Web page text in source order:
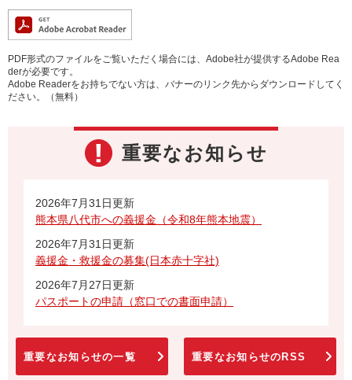
PDF形式のファイルをご覧いただく場合には、Adobe社が提供するAdobe Rea
derが必要です。
Adobe Readerをお持ちでない方は、バナーのリンク先からダウンロードしてく
ださい。（無料）
重要なお知らせ
2026年7月31日更新
熊本県八代市への義援金（令和8年熊本地震）
2026年7月31日更新
義援金・救援金の募集(日本赤十字社)
2026年7月27日更新
パスポートの申請（窓口での書面申請）
重要なお知らせの一覧 重要なお知らせのRSS